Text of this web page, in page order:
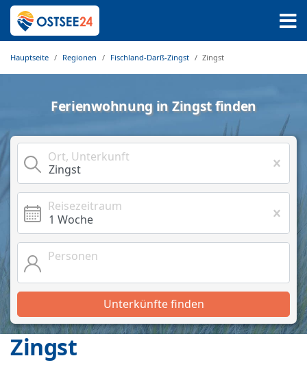
Hauptseite Regionen Fischland-Darß-Zingst Zingst
Ferienwohnung in Zingst finden
Ort, Unterkunft
Reisezeitraum
Personen
Unterkünfte finden
Zingst